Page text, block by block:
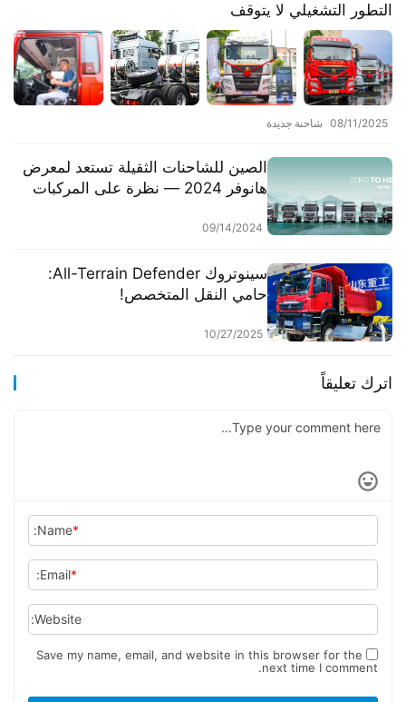
التطور التشغيلي لا يتوقف
08/11/2025 شاحنة جديدة
الصين للشاحنات الثقيلة تستعد لمعرض
هانوفر 2024 — نظرة على المركبات
التجارية الصينية واستكشاف روعة
الصناعة الشرقية
09/14/2024
​​سينوتروك All-Terrain Defender:
حامي النقل المتخصص!​​
10/27/2025
اترك تعليقاً
*
Name:
*
Email:
Website:
Save my name, email, and website in this browser for the
next time I comment.